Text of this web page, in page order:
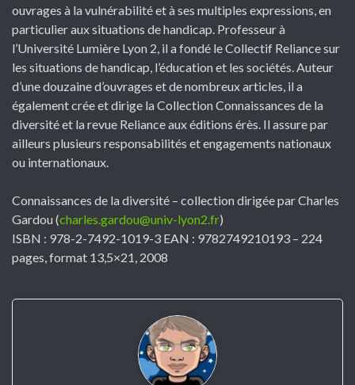
ouvrages à la vulnérabilité et à ses multiples expressions, en
particulier aux situations de handicap. Professeur à
l’Université Lumière Lyon 2, il a fondé le Collectif Reliance sur
les situations de handicap, l’éducation et les sociétés. Auteur
d’une douzaine d’ouvrages et de nombreux articles, il a
également crée et dirige la Collection Connaissances de la
diversité et la revue Reliance aux éditions érès. Il assure par
ailleurs plusieurs responsabilités et engagements nationaux
ou internationaux.
Connaissances de la diversité – collection dirigée par Charles
Gardou (charles.gardou@univ-lyon2.fr)
ISBN : 978-2-7492-1019-3 EAN : 9782749210193 – 224
pages, format 13,5×21, 2008